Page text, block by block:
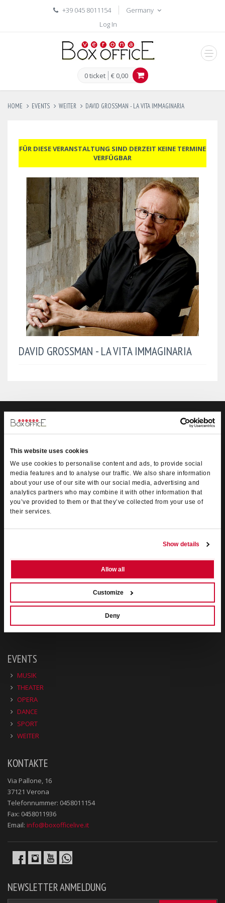
This website uses cookies
We use cookies to personalise content and ads, to provide social
media features and to analyse our traffic. We also share information
about your use of our site with our social media, advertising and
analytics partners who may combine it with other information that
you’ve provided to them or that they’ve collected from your use of
their services.
Show details
Allow all
Customize
Deny
+39 045 8011154
Germany
Log In
0 ticket € 0,00
HOME EVENTS WEITER DAVID GROSSMAN - LA VITA IMMAGINARIA
FÜR DIESE VERANSTALTUNG SIND DERZEIT KEINE TERMINE
VERFÜGBAR
DAVID GROSSMAN - LA VITA IMMAGINARIA
VERONA BOX OFFICE SRL
Box-Office
Verona nasce nel 1992 dall’unione di 3 soci che dopo sei
vivo decidono di incanalare le loro professionalità per porre le basi
di una società di servizi integrati dibiglietteria, ad oggi è la
principale agenzia del Venetonel suo settore.
Orario :dal Lunedì al Venerdì dalle 9.30 alle 12.30 e dalle 15.30 alle
19.00 - Sabato dalle 9.30 alle 12.30
EVENTS
MUSIK
THEATER
OPERA
DANCE
SPORT
WEITER
KONTAKTE
Via Pallone, 16
37121 Verona
Telefonnummer: 0458011154
Fax: 0458011936
Email: info@boxofficelive.it
NEWSLETTER ANMELDUNG